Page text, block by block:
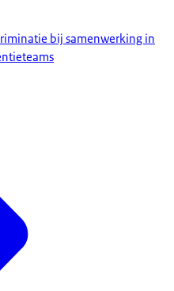
bij samenwerking in